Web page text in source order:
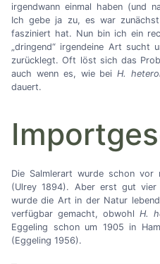
irgendwann einmal haben (und
Ich gebe ja zu, es war
fasziniert hat. Nun bin ich ein
„dringend“ irgendeine Art sucht
zurücklegt. Oft löst sich das
auch wenn es, wie beiH.
dauert.
Die Salmlerart wurde schon vor
(Ulrey 1894). Aber erst gut
wurde die Art in der Natur
verfügbar gemacht, obwohl H.
Eggeling schon um 1905 in
(Eggeling 1956).